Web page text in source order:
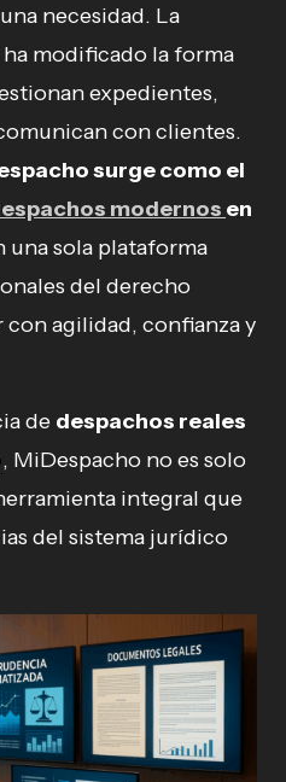
necesidad. La
modificado la forma
expedientes,
con clientes.
surge como el
modernos en
una sola plataforma
del derecho
con agilidad, confianza y
de despachos reales
, MiDespacho no es solo
integral que
del sistema jurídico